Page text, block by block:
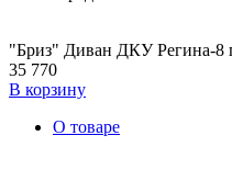
"Бриз" Диван ДКУ Регина-8
35 770
В корзину
О товаре